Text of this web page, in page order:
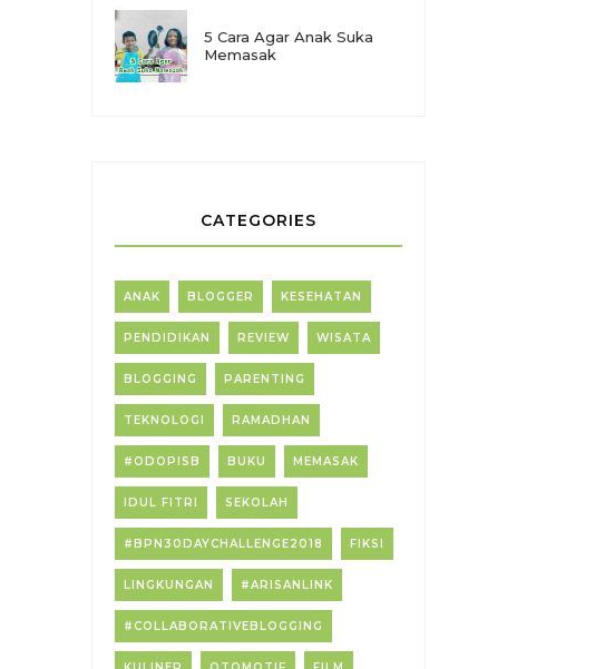
5 Cara Agar Anak Suka
Memasak
CATEGORIES
ANAK BLOGGER KESEHATAN
PENDIDIKAN REVIEW WISATA
BLOGGING PARENTING
TEKNOLOGI RAMADHAN
#ODOPISB BUKU MEMASAK
IDUL FITRI SEKOLAH
#BPN30DAYCHALLENGE2018 FIKSI
LINGKUNGAN #ARISANLINK
#COLLABORATIVEBLOGGING